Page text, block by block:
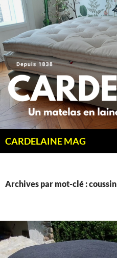
Aller
au
contenu
CARDELAINE MAG
Archives par mot-clé : coussin